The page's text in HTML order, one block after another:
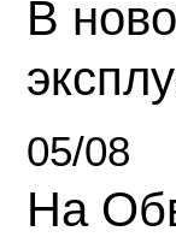
В
05/08
На